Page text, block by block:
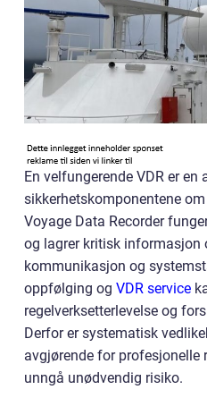
En velfungerende VDR er en
sikkerhetskomponentene
Voyage Data Recorder
og lagrer kritisk informasjon
kommunikasjon og
oppfølging og VDR service
regelverksetterlevelse og
Derfor er systematisk
avgjørende for profesjonelle
unngå unødvendig risiko.